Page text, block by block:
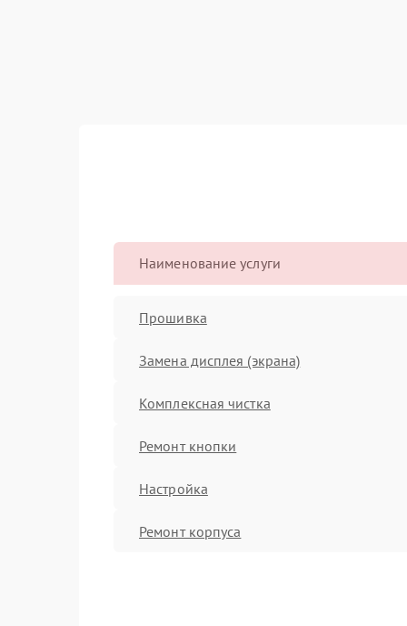
Наименование услуги
Прошивка
Замена дисплея (экрана)
Комплексная чистка
Ремонт кнопки
Настройка
Ремонт корпуса